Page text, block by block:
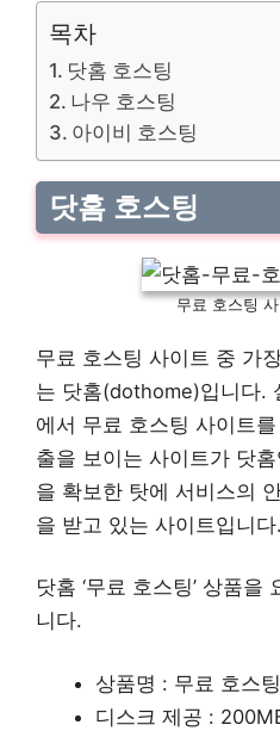
목차
닷홈 호스팅
나우 호스팅
아이비 호스팅
닷홈 호스팅
무료 호스팅
무료 호스팅 사이트 중 가
는 닷홈(dothome)입니다.
에서 무료 호스팅 사이트
출을 보이는 사이트가 닷
을 확보한 탓에 서비스의
을 받고 있는 사이트입니다.
닷홈 ‘무료 호스팅’ 상품
니다.
상품명 : 무료 호스
디스크 제공 :